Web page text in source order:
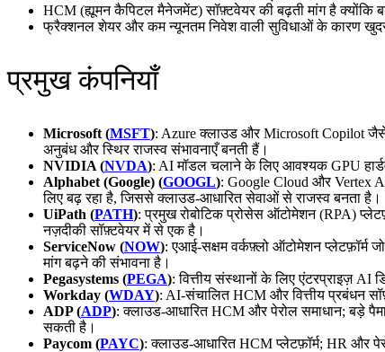
HCM (ह्यूमन कैपिटल मैनेजमेंट) सॉफ़्टवेयर की बढ़ती मांग है क्योंकि
फ्रैक्शनल शेयर और कम न्यूनतम निवेश वाली सुविधाओं के कारण
प्रमुख कंपनियाँ
Microsoft (MSFT): Azure क्लाउड और Microsoft Copilot जैसे
अनुबंध और स्थिर राजस्व संभावनाएँ बनती हैं।
NVIDIA (NVDA): AI मॉडल चलाने के लिए आवश्यक GPU
Alphabet (Google) (GOOGL): Google Cloud और Vertex
लिए बढ़ रहा है, जिससे क्लाउड-आधारित सेवाओं से राजस्व बनता है।
UiPath (PATH): प्रमुख रोबोटिक प्रोसेस ऑटोमेशन (RPA)
नज़दीकी सॉफ़्टवेयर में से एक है।
ServiceNow (NOW): एआई-सक्षम वर्कफ़्लो ऑटोमेशन प्लेटफ़ॉर्म
मांग बढ़ने की संभावना है।
Pegasystems (PEGA): वित्तीय संस्थानों के लिए एंटरप्राइज़
Workday (WDAY): AI-संचालित HCM और वित्तीय प्रबंधन
ADP (ADP): क्लाउड-आधारित HCM और पेरोल समाधान; बड़े
सकती है।
Paycom (PAYC): क्लाउड-आधारित HCM प्लेटफ़ॉर्म; HR और